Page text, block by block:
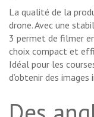
La qualité de la
drone. Avec une
3 permet de filmer
choix compact et
Idéal pour les
d’obtenir des